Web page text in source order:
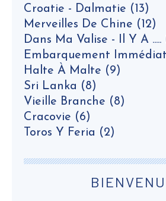
Croatie - Dalmatie (13)
Merveilles De Chine (12)
Dans Ma Valise - Il Y A .....
Embarquement Immédiat
Halte À Malte (9)
Sri Lanka (8)
Vieille Branche (8)
Cracovie (6)
Toros Y Feria (2)